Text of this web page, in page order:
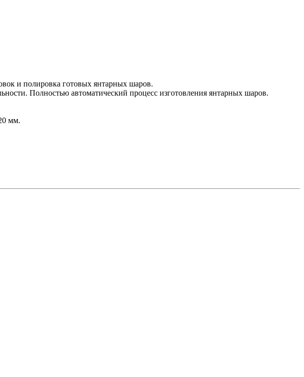
и полировка готовых янтарных шаров.
Полностью автоматический процесс изготовления янтарных шаров.
мм.